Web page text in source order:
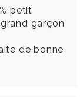
petit
garçon
de bonne